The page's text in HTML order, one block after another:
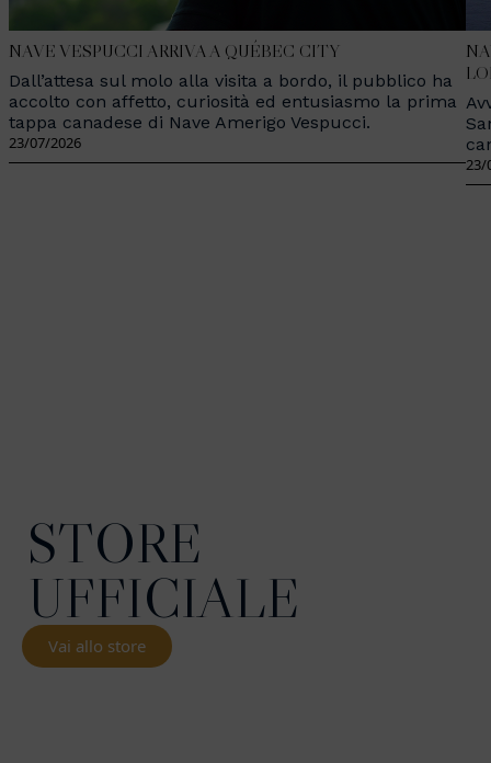
NAVE VESPUCCI ARRIVA A QUÉBEC CITY
Dall’attesa sul molo alla visita a bordo, il pubblico ha
accolto con affetto, curiosità ed entusiasmo la prima
tappa canadese di Nave Amerigo Vespucci.
23/07/2026
23/
STORE
UFFICIALE
Vai allo store